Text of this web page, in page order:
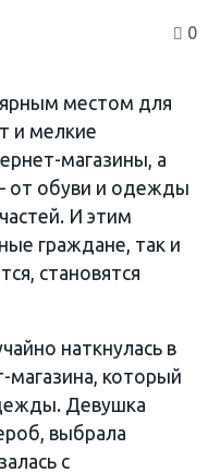
0
местом для
и мелкие
магазины, а
от обуви и одежды
И этим
граждане, так и
становятся
наткнулась в
магазина, который
Девушка
выбрала
с